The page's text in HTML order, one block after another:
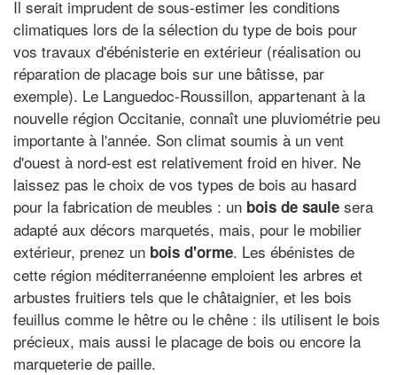
Il serait imprudent de sous-estimer les conditions
climatiques lors de la sélection du type de bois pour
vos travaux d'ébénisterie en extérieur (réalisation ou
réparation de placage bois sur une bâtisse, par
exemple). Le Languedoc-Roussillon, appartenant à la
nouvelle région Occitanie, connaît une pluviométrie peu
importante à l'année. Son climat soumis à un vent
d'ouest à nord-est est relativement froid en hiver. Ne
laissez pas le choix de vos types de bois au hasard
pour la fabrication de meubles : un bois de saule sera
adapté aux décors marquetés, mais, pour le mobilier
extérieur, prenez un bois d'orme. Les ébénistes de
cette région méditerranéenne emploient les arbres et
arbustes fruitiers tels que le châtaignier, et les bois
feuillus comme le hêtre ou le chêne : ils utilisent le bois
précieux, mais aussi le placage de bois ou encore la
marqueterie de paille.